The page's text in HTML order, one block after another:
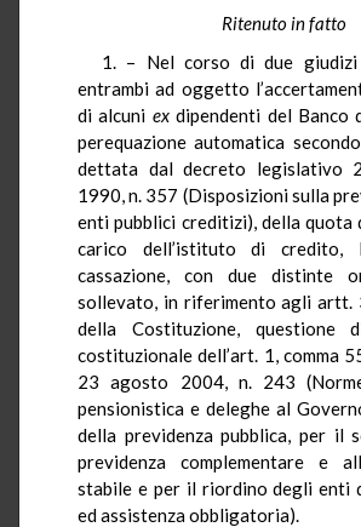
Ritenuto in fatto
1. – Nel corso di due
entrambi ad oggetto
di alcuni exdipendenti del Banco
perequazione automatica
dettata dal decreto legislativo
1990, n. 357 (Disposizioni sulla
enti pubblici creditizi), della quota
carico dell’istituto di
cassazione, con due distinte
sollevato, in riferimento agli artt.
della Costituzione, questione
costituzionale dell’art. 1, comma
23 agosto 2004, n. 243
pensionistica e deleghe al
della previdenza pubblica, per il
previdenza complementare e
stabile e per il riordino degli enti
ed assistenza obbligatoria).